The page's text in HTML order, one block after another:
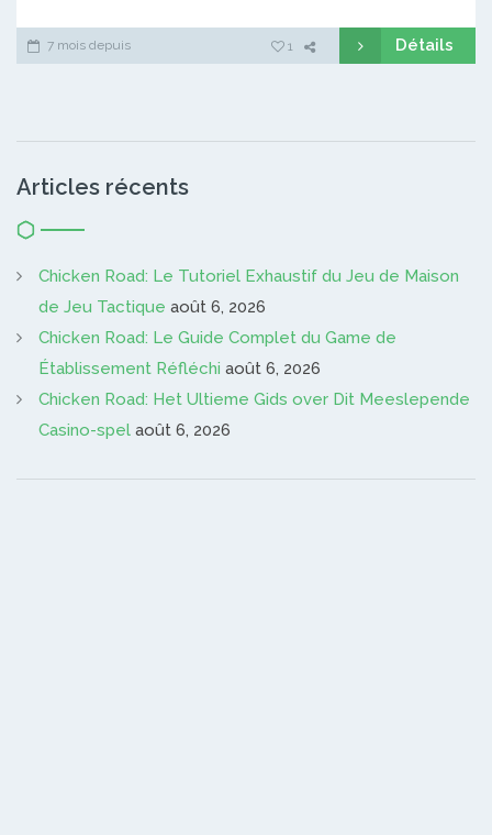
7 mois depuis 1 Détails
Articles récents
Chicken Road: Le Tutoriel Exhaustif du Jeu de Maison
de Jeu Tactique août 6, 2026
Chicken Road: Le Guide Complet du Game de
Établissement Réfléchi août 6, 2026
Chicken Road: Het Ultieme Gids over Dit Meeslepende
Casino-spel août 6, 2026